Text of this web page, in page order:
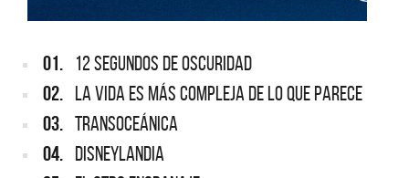
01. 12 SEGUNDOS DE OSCURIDAD
02. LA VIDA ES MÁS COMPLEJA DE LO QUE PARECE
03. TRANSOCEÁNICA
04. DISNEYLANDIA